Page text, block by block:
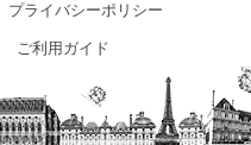
プライバシーポリシー
ご利用ガイド